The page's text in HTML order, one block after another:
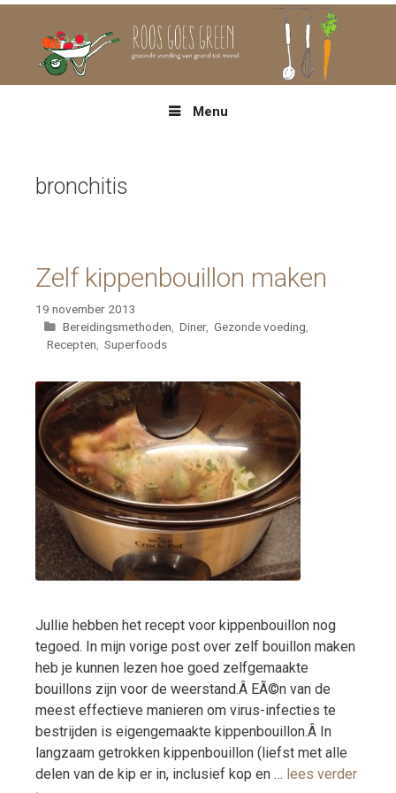
Menu
bronchitis
Zelf kippenbouillon maken
19 november 2013
Categorieën
Bereidingsmethoden, Diner, Gezonde voeding,
Recepten, Superfoods
Jullie hebben het recept voor kippenbouillon nog
tegoed. In mijn vorige post over zelf bouillon maken
heb je kunnen lezen hoe goed zelfgemaakte
bouillons zijn voor de weerstand.Â EÃ©n van de
meest effectieve manieren om virus-infecties te
bestrijden is eigengemaakte kippenbouillon.Â In
langzaam getrokken kippenbouillon (liefst met alle
delen van de kip er in, inclusief kop en … lees verder